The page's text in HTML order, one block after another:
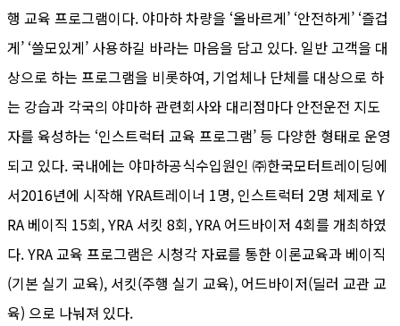
행 교육 프로그램이다. 야마하 차량을 ‘올바르게’ ‘안전하게’ ‘즐겁
게’ ‘쓸모있게’ 사용하길 바라는 마음을 담고 있다. 일반 고객을 대
상으로 하는 프로그램을 비롯하여, 기업체나 단체를 대상으로 하
는 강습과 각국의 야마하 관련회사와 대리점마다 안전운전 지도
자를 육성하는 ‘인스트럭터 교육 프로그램’ 등 다양한 형태로 운영
되고 있다. 국내에는 야마하공식수입원인 ㈜한국모터트레이딩에
서2016년에 시작해 YRA트레이너 1명, 인스트럭터 2명 체제로 Y
RA 베이직 15회, YRA 서킷 8회, YRA 어드바이저 4회를 개최하였
다. YRA 교육 프로그램은 시청각 자료를 통한 이론교육과 베이직
(기본 실기 교육), 서킷(주행 실기 교육), 어드바이저(딜러 교관 교
육) 으로 나눠져 있다.